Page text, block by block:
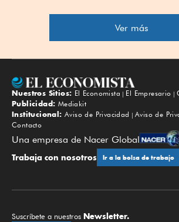
Ver más
Nuestros Sitios: El Economista El Empresario
Publicidad: Mediakit
Institucional: Aviso de Privacidad
Aviso de
Contacto
Una empresa de Nacer Global
Trabaja con nosotros Ir a la bolsa de trabajo
Suscríbete a nuestros Newsletter.